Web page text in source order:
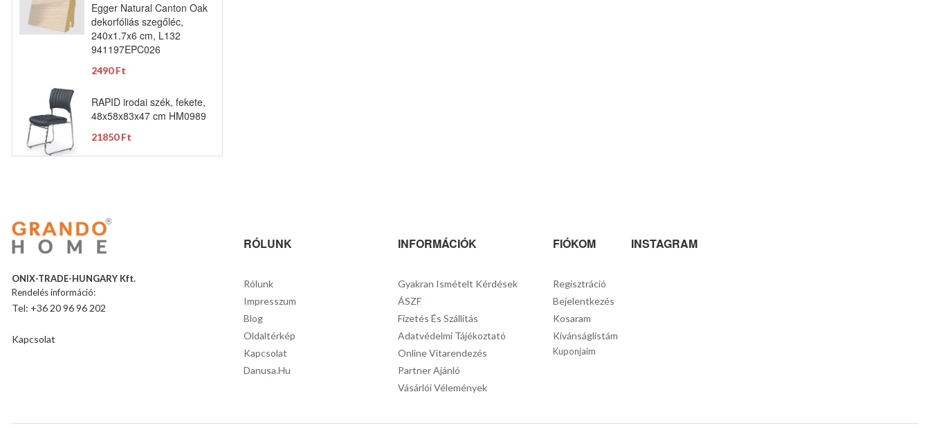
Egger Natural Canton Oak
dekorfóliás szegőléc,
240x1.7x6 cm, L132
941197EPC026
2490 Ft
RAPID irodai szék, fekete,
48x58x83x47 cm HM0989
21850 Ft
ONIX-TRADE-HUNGARY Kft.
Rendelés információ:
Tel: +36 20 96 96 202
Kapcsolat
RÓLUNK
Rólunk
Impresszum
Blog
Oldaltérkép
Kapcsolat
Danusa.hu
INFORMÁCIÓK
Gyakran Ismételt Kérdések
ÁSZF
Fizetés És Szállítás
Adatvédelmi Tájékoztató
Online Vitarendezés
Partner Ajánló
Vásárlói Vélemények
FIÓKOM
Regisztráció
Bejelentkezés
Kosaram
Kívánságlistám
Kuponjaim
INSTAGRAM